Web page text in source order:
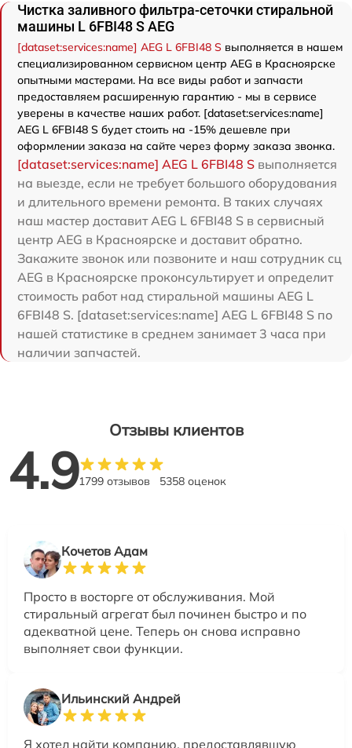
Чистка заливного фильтра-сеточки стиральной
машины L 6FBI48 S AEG
[dataset:services:name] AEG L 6FBI48 S выполняется в нашем
специализированном сервисном центр AEG в Красноярске
опытными мастерами. На все виды работ и запчасти
предоставляем расширенную гарантию - мы в сервисе
уверены в качестве наших работ. [dataset:services:name]
AEG L 6FBI48 S будет стоить на -15% дешевле при
оформлении заказа на сайте через форму заказа звонка.
[dataset:services:name] AEG L 6FBI48 S выполняется
на выезде, если не требует большого оборудования
и длительного времени ремонта. В таких случаях
наш мастер доставит AEG L 6FBI48 S в сервисный
центр AEG в Красноярске и доставит обратно.
Закажите звонок или позвоните и наш сотрудник сц
AEG в Красноярске проконсультирует и определит
стоимость работ над стиральной машины AEG L
6FBI48 S. [dataset:services:name] AEG L 6FBI48 S по
нашей статистике в среднем занимает 3 часа при
наличии запчастей.
Отзывы клиентов
4.91799 отзывов 5358 оценок
Кочетов Адам
Просто в восторге от обслуживания. Мой
стиральный агрегат был починен быстро и по
адекватной цене. Теперь он снова исправно
выполняет свои функции.
Ильинский Андрей
Я хотел найти компанию, предоставлявшую